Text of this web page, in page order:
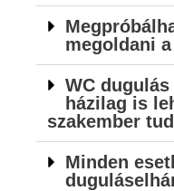
megoldani
WC
házilag is
szakember
Minden